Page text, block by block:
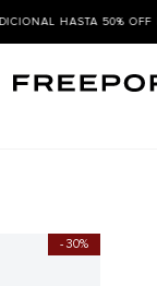
HASTA 50%
30%